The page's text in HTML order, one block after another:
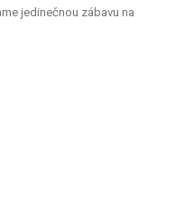
jedinečnou zábavu na